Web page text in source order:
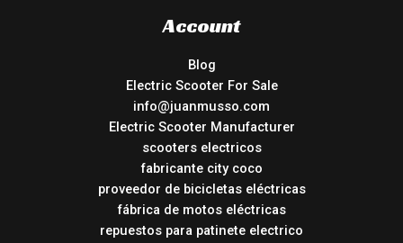
Account
Blog
Electric Scooter For Sale
info@juanmusso.com
Electric Scooter Manufacturer
scooters electricos
fabricante city coco
proveedor de bicicletas eléctricas
fábrica de motos eléctricas
repuestos para patinete electrico